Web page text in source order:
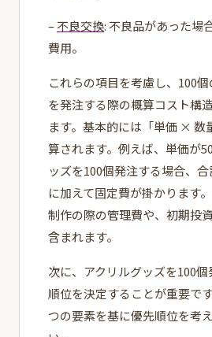
–不良交換: 不良品があった場
費用。
これらの項目を考慮し、100
を発注する際の概算コスト構
ます。基本的には「単価 × 数
算されます。例えば、単価が
ッズを100個発注する場合、
に加えて固定費が掛かります
制作の際の管理費や、初期投
含まれます。
次に、アクリルグッズを100
順位を決定することが重要で
つの要素を基に優先順位を考